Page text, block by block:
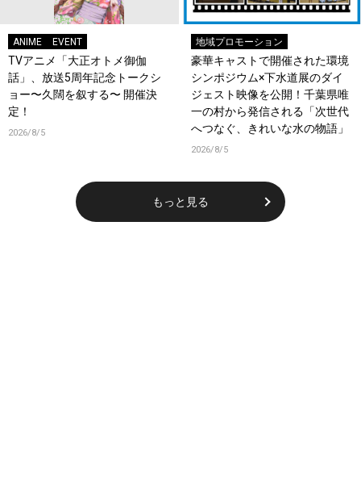
ANIME EVENT
TVアニメ「大正オトメ御伽
話」、放送5周年記念トークシ
ョー〜久闊を叙する〜 開催決
定！
2026/8/5
地域プロモーション
豪華キャストで開催された環境
シンポジウム×下水道展のダイ
ジェスト映像を公開！千葉県唯
一の村から発信される「次世代
へつなぐ、きれいな水の物語」
2026/8/5
もっと見る